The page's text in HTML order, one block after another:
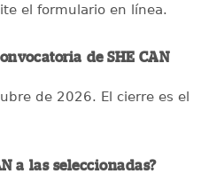
el formulario en línea.
de SHE CAN
de 2026. El cierre es el
a las seleccionadas?